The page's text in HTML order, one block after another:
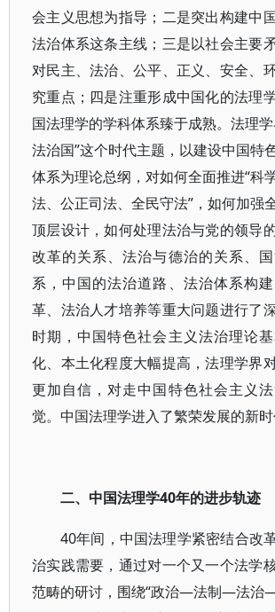
会主义思想为指导；二是突出构建中
法治体系这条主线；三是以社会主要
对民主、法治、公平、正义、安全、
究重点；四是注重形成中国化的法理
国法理学的学科体系臻于成熟。法理
法治国”这个时代主题，以建设中国特
体系为理论总纲，对如何全面推进“科
法、公正司法、全民守法”，如何加强
顶层设计，如何处理法治与党的领导
改革的关系、法治与德治的关系、
系，中国的法治道路、法治体系构
革、法治人才培养等重大问题进行了
时期，中国特色社会主义法治理论
化、本土化程度大幅提高，法理学界
更加自信，对走中国特色社会主义
觉。中国法理学进入了繁荣发展的新
二、中国法理学40年的进步轨迹
40年间，中国法理学紧密结合改
治实践需要，通过对一个又一个法学
范畴的研讨，围绕“政治—法制—法